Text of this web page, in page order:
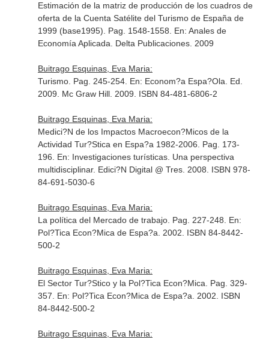
Estimación de la matriz de producción de los cuadros de
oferta de la Cuenta Satélite del Turismo de España de
1999 (base1995). Pag. 1548-1558. En: Anales de
Economía Aplicada . Delta Publicaciones. 2009
Buitrago Esquinas, Eva Maria:
Turismo. Pag. 245-254. En: Econom?a Espa?Ola . Ed.
2009. Mc Graw Hill. 2009. ISBN 84-481-6806-2
Buitrago Esquinas, Eva Maria:
Medici?N de los Impactos Macroecon?Micos de la
Actividad Tur?Stica en Espa?a 1982-2006. Pag. 173-
196. En: Investigaciones turísticas. Una perspectiva
multidisciplinar. Edici?N Digital @ Tres. 2008. ISBN 978-
84-691-5030-6
Buitrago Esquinas, Eva Maria:
La política del Mercado de trabajo. Pag. 227-248. En:
Pol?Tica Econ?Mica de Espa?a . 2002. ISBN 84-8442-
500-2
Buitrago Esquinas, Eva Maria:
El Sector Tur?Stico y la Pol?Tica Econ?Mica. Pag. 329-
357. En: Pol?Tica Econ?Mica de Espa?a . 2002. ISBN
84-8442-500-2
Buitrago Esquinas, Eva Maria: